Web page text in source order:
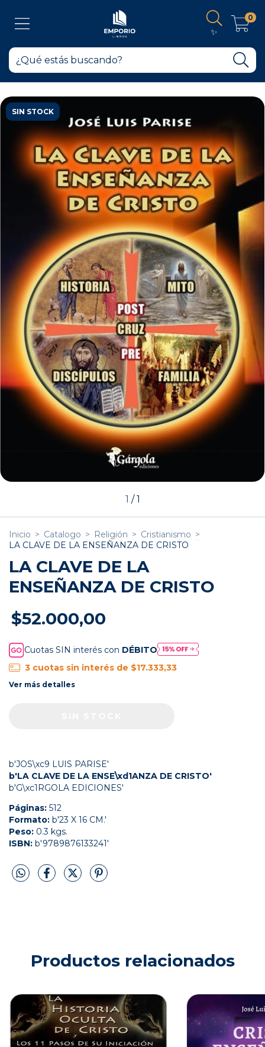
✨
0
SIN STOCK
1 /1
Inicio > Catalogo > Religión > Cristianismo >
LA CLAVE DE LA ENSEÑANZA DE CRISTO
LA CLAVE DE LA
ENSEÑANZA DE CRISTO
$52.000,00
Cuotas SIN interés con DÉBITO
3 cuotas sin interés de $17.333,33
Ver más detalles
b'JOS\xc9 LUIS PARISE'
b'LA CLAVE DE LA ENSE\xd1ANZA DE CRISTO'
b'G\xc1RGOLA EDICIONES'
Páginas: 512
Formato: b'23 X 16 CM.'
Peso: 0.3 kgs.
ISBN: b'9789876133241'
Productos relacionados